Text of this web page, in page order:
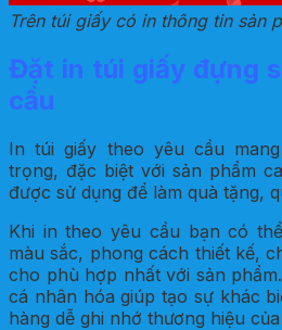
Trên túi giấy có in thông tin sản
Đặt in túi giấy đựng
cầu
In túi giấy theo yêu cầu
trọng, đặc biệt với sản phẩm
được sử dụng để làm quà tặng,
Khi in theo yêu cầu bạn có
màu sắc, phong cách thiết kế,
cho phù hợp nhất với sản
cá nhân hóa giúp tạo sự khác
hàng dễ ghi nhớ thương hiệu